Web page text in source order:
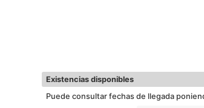
Existencias disponibles
Puede consultar fechas de llegada